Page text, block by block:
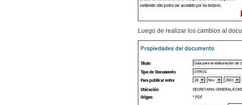
Luego de realizar los cambios al